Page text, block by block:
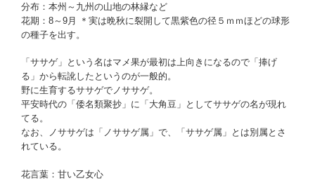
分布：本州～九州の山地の林縁など
花期：8～9月 ＊実は晩秋に裂開して黒紫色の径５ｍｍほどの球形
の種子を出す。
「ササゲ」という名はマメ果が最初は上向きになるので「捧げ
る」から転訛したというのが一般的。
野に生育するササゲでノササゲ。
平安時代の「倭名類聚抄」に「大角豆」としてササゲの名が現れ
てる。
なお、ノササゲは「ノササゲ属」で、「ササゲ属」とは別属とさ
れている。
花言葉：甘い乙女心